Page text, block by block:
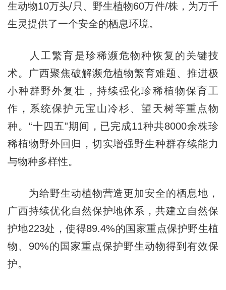
生动物10万头/只、野生植物60万件/株，为万千
生灵提供了一个安全的栖息环境。
人工繁育是珍稀濒危物种恢复的关键技
术。广西聚焦破解濒危植物繁育难题、推进极
小种群野外复壮，持续强化珍稀植物保育工
作，系统保护元宝山冷杉、望天树等重点物
种。“十四五”期间，已完成11种共8000余株珍
稀植物野外回归，切实增强野生种群存续能力
与物种多样性。
为给野生动植物营造更加安全的栖息地，
广西持续优化自然保护地体系，共建立自然保
护地223处，使得89.4%的国家重点保护野生植
物、90%的国家重点保护野生动物得到有效保
护。